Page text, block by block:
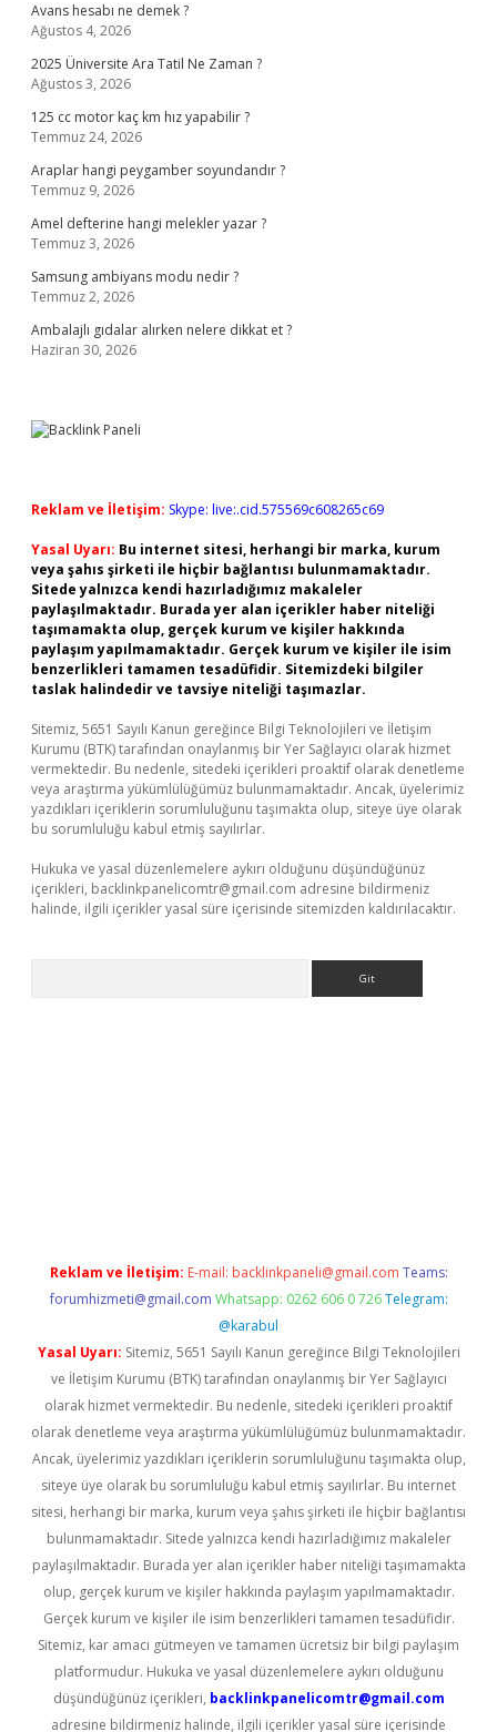
Avans hesabı ne demek ?
Ağustos 4, 2026
2025 Üniversite Ara Tatil Ne Zaman ?
Ağustos 3, 2026
125 cc motor kaç km hız yapabilir ?
Temmuz 24, 2026
Araplar hangi peygamber soyundandır ?
Temmuz 9, 2026
Amel defterine hangi melekler yazar ?
Temmuz 3, 2026
Samsung ambiyans modu nedir ?
Temmuz 2, 2026
Ambalajlı gıdalar alırken nelere dikkat et ?
Haziran 30, 2026
Reklam ve İletişim: Skype: live:.cid.575569c608265c69
Yasal Uyarı: Bu internet sitesi, herhangi bir marka, kurum
veya şahıs şirketi ile hiçbir bağlantısı bulunmamaktadır.
Sitede yalnızca kendi hazırladığımız makaleler
paylaşılmaktadır. Burada yer alan içerikler haber niteliği
taşımamakta olup, gerçek kurum ve kişiler hakkında
paylaşım yapılmamaktadır. Gerçek kurum ve kişiler ile isim
benzerlikleri tamamen tesadüfidir. Sitemizdeki bilgiler
taslak halindedir ve tavsiye niteliği taşımazlar.
Sitemiz, 5651 Sayılı Kanun gereğince Bilgi Teknolojileri ve İletişim
Kurumu (BTK) tarafından onaylanmış bir Yer Sağlayıcı olarak hizmet
vermektedir. Bu nedenle, sitedeki içerikleri proaktif olarak denetleme
veya araştırma yükümlülüğümüz bulunmamaktadır. Ancak, üyelerimiz
yazdıkları içeriklerin sorumluluğunu taşımakta olup, siteye üye olarak
bu sorumluluğu kabul etmiş sayılırlar.
Hukuka ve yasal düzenlemelere aykırı olduğunu düşündüğünüz
içerikleri, backlinkpanelicomtr@gmail.com adresine bildirmeniz
halinde, ilgili içerikler yasal süre içerisinde sitemizden kaldırılacaktır.
Reklam ve İletişim: E-mail: backlinkpaneli@gmail.com Teams:
forumhizmeti@gmail.com Whatsapp: 0262 606 0 726 Telegram:
@karabul
Yasal Uyarı: Sitemiz, 5651 Sayılı Kanun gereğince Bilgi Teknolojileri
ve İletişim Kurumu (BTK) tarafından onaylanmış bir Yer Sağlayıcı
olarak hizmet vermektedir. Bu nedenle, sitedeki içerikleri proaktif
olarak denetleme veya araştırma yükümlülüğümüz bulunmamaktadır.
Ancak, üyelerimiz yazdıkları içeriklerin sorumluluğunu taşımakta olup,
siteye üye olarak bu sorumluluğu kabul etmiş sayılırlar. Bu internet
sitesi, herhangi bir marka, kurum veya şahıs şirketi ile hiçbir bağlantısı
bulunmamaktadır. Sitede yalnızca kendi hazırladığımız makaleler
paylaşılmaktadır. Burada yer alan içerikler haber niteliği taşımamakta
olup, gerçek kurum ve kişiler hakkında paylaşım yapılmamaktadır.
Gerçek kurum ve kişiler ile isim benzerlikleri tamamen tesadüfidir.
Sitemiz, kar amacı gütmeyen ve tamamen ücretsiz bir bilgi paylaşım
platformudur. Hukuka ve yasal düzenlemelere aykırı olduğunu
düşündüğünüz içerikleri, backlinkpanelicomtr@gmail.com
adresine bildirmeniz halinde, ilgili içerikler yasal süre içerisinde